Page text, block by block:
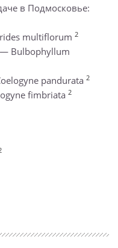
в Подмосковье:
multiflorum 2
Bulbophyllum
pandurata 2
fimbriata 2